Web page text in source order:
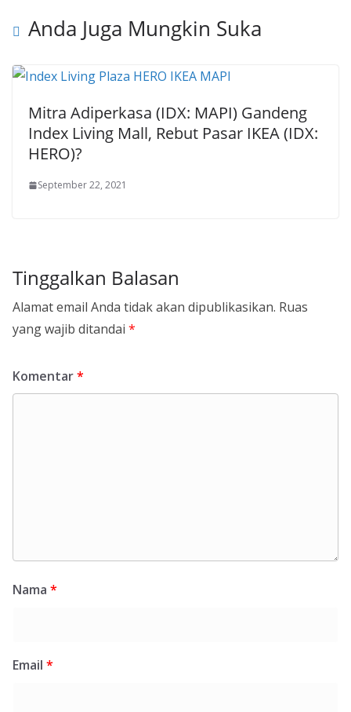
Anda Juga Mungkin Suka
Mitra Adiperkasa (IDX: MAPI) Gandeng
Index Living Mall, Rebut Pasar IKEA (IDX:
HERO)?
September 22, 2021
Tinggalkan Balasan
Alamat email Anda tidak akan dipublikasikan. Ruas
yang wajib ditandai *
Komentar*
Nama *
Email *